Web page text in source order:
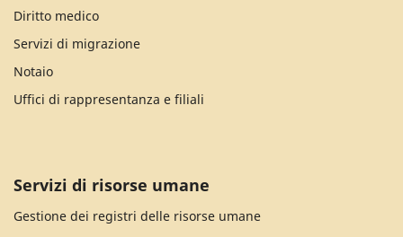
Diritto medico
Servizi di migrazione
Notaio
Uffici di rappresentanza e filiali
Servizi di risorse umane
Gestione dei registri delle risorse umane